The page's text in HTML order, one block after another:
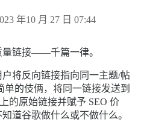
年10 月 27 日 07:44
量链接——千篇一律。
将反向链接指向同一主题/帖
的伎俩，将同一链接发送到
的原始链接并赋予 SEO 价
道谷歌做什么或不做什么。